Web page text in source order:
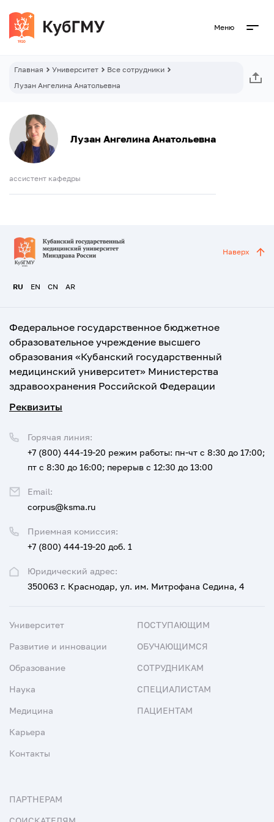
Меню
Главная Университет
Все сотрудники
Лузан Ангелина Анатольевна
Лузан Ангелина Анатольевна
ассистент кафедры
RU EN CN AR
Наверх
Федеральное государственное бюджетное
образовательное учреждение высшего
образования «Кубанский государственный
медицинский университет» Министерства
здравоохранения Российской Федерации
Реквизиты
Юридический адрес:
350063 г. Краснодар, ул. им. Митрофана Седина, 4
Приемная комиссия:
+7 (800) 444-19-20 доб. 1
Горячая линия:
+7 (800) 444-19-20 режим работы: пн-чт с 8:30 до 17:00;
пт с 8:30 до 16:00; перерыв с 12:30 до 13:00
Email:
corpus@ksma.ru
Университет
Развитие и инновации
Образование
Наука
Медицина
Карьера
Контакты
ПОСТУПАЮЩИМ
ОБУЧАЮЩИМСЯ
СОТРУДНИКАМ
СПЕЦИАЛИСТАМ
ПАЦИЕНТАМ
ПАРТНЕРАМ